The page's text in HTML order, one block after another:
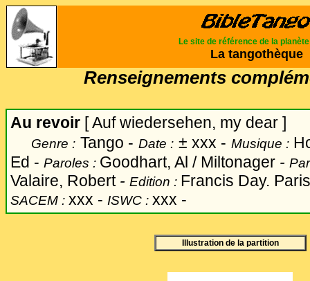
Le site de référence de la planète
La tangothèque
Renseignements
Au revoir [ Auf wiedersehen, my dear ]
Genre : Tango - Date : ± xxx - Musique :
Ed - Paroles : Goodhart, Al / Miltonager -
Valaire, Robert - Edition : Francis Day.
SACEM : xxx - ISWC : xxx -
Illustration de la partition